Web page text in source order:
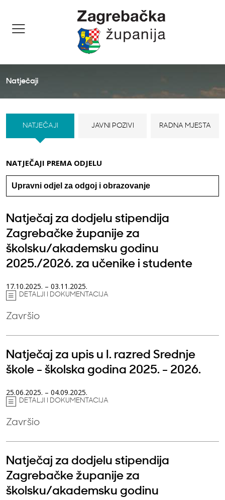
Natječaji
NATJEČAJI JAVNI POZIVI RADNA MJESTA
NATJEČAJI PREMA ODJELU
Natječaj za dodjelu stipendija
Zagrebačke županije za
školsku/akademsku godinu
2025./2026. za učenike i studente
17.10.2025. – 03.11.2025.
DETALJI I DOKUMENTACIJA
Završio
Natječaj za upis u I. razred Srednje
škole - školska godina 2025. - 2026.
25.06.2025. – 04.09.2025.
DETALJI I DOKUMENTACIJA
Završio
Natječaj za dodjelu stipendija
Zagrebačke županije za
školsku/akademsku godinu